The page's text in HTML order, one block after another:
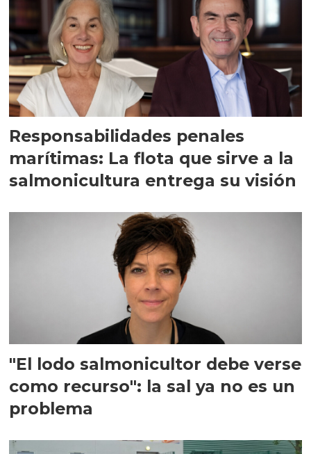
Responsabilidades penales
marítimas: La flota que sirve a la
salmonicultura entrega su visión
"El lodo salmonicultor debe verse
como recurso": la sal ya no es un
problema